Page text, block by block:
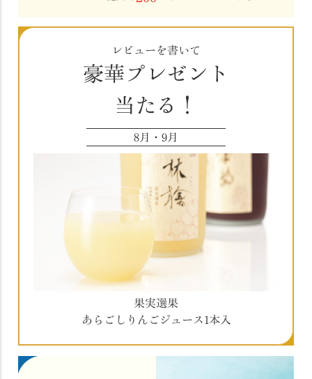
レビューを書いて
豪華プレゼント
当たる！
8月・9月
果実選果
あらごしりんごジュース1本入